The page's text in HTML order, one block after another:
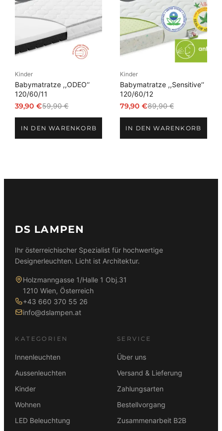
Kinder
Babymatratze ,,ODEO‘‘
120/60/11
59,90€
Ursprünglicher
war:
39,90€
Aktueller
ist:IN DEN WARENKORB
Angebot
Kinder
Babymatratze ,,Sensitive‘‘
120/60/12
89,90€
Ursprünglicher
war:
79,90 €
Aktueller
ist:IN DEN WARENKORB
DS LAMPEN
Ihr österreichischer Spezialist für hochwertige
Designerleuchten. Licht ist Architektur.
Holzmanngasse 1/Halle 1 Obj.31
1210 Wien, Österreich
+43 660 370 55 26
info@dslampen.at
KATEGORIEN
Innenleuchten
Aussenleuchten
Kinder
Wohnen
LED Beleuchtung
SERVICE
Über uns
Versand & Lieferung
Zahlungsarten
Bestellvorgang
Zusammenarbeit B2B